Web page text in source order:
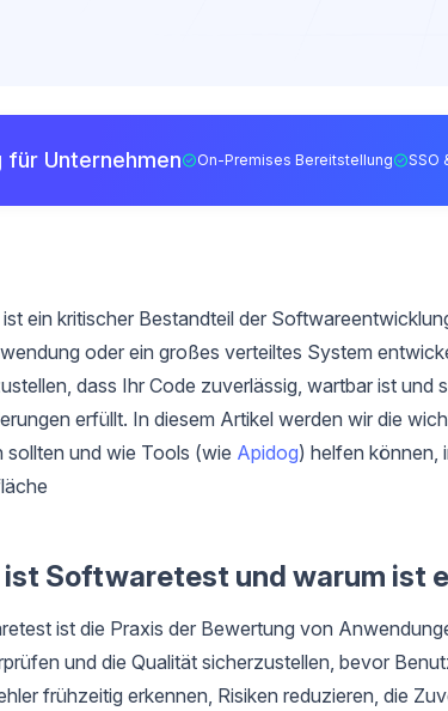
für Unternehmen On-Premises Bereitstellung SSO
ein kritischer Bestandteil der
oder ein großes verteiltes System
dass Ihr Code zuverlässig, wartbar ist
erfüllt. In diesem Artikel werden wir die
sollten und wie Tools (wie Apidog) helfen können,
ist Softwaretest und warum ist
ist die Praxis der Bewertung von
und die Qualität sicherzustellen, bevor
frühzeitig erkennen, Risiken reduzieren, die